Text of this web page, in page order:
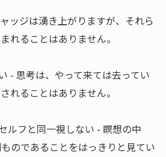
ッジは湧き上がりますが、それら
れることはありません。
- 思考は、やって来ては去ってい
れることはありません。
ルフと同一視しない - 瞑想の中
のであることをはっきりと見てい